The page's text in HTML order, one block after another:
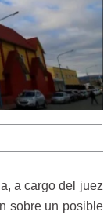
a cargo del juez
sobre un posible